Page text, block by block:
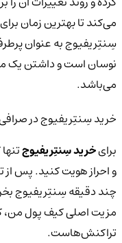
می‌کند تا بهترین زمان برای
سِنتِریفیوج به عنوان
نوسان است و داشتن یک
می‌باشد.
خرید سِنتِریفیوج در
برایخرید سِنتِریفیوجتنها
و احراز هویت کنید. پس از
چند دقیقه سِنتِریفیوج
مزیت اصلی کیف پول من،
تراکنش‌هاست.